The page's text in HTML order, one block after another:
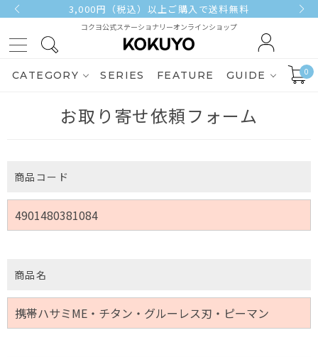
3,000円（税込）以上ご購入で送料無料
コクヨ公式ステーショナリーオンラインショップ
CATEGORY SERIES FEATURE GUIDE 0
お取り寄せ依頼フォーム
商品コード
商品名